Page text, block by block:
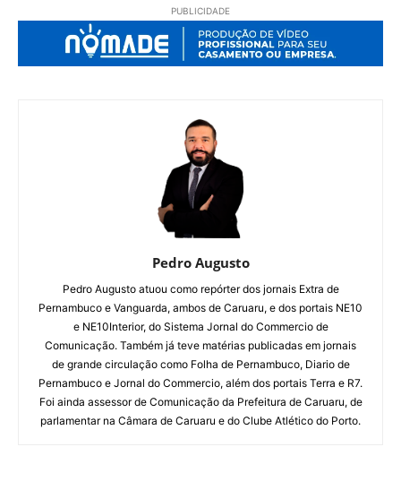
PUBLICIDADE
Pedro Augusto
Pedro Augusto atuou como repórter dos jornais Extra de
Pernambuco e Vanguarda, ambos de Caruaru, e dos portais NE10
e NE10Interior, do Sistema Jornal do Commercio de
Comunicação. Também já teve matérias publicadas em jornais
de grande circulação como Folha de Pernambuco, Diario de
Pernambuco e Jornal do Commercio, além dos portais Terra e R7.
Foi ainda assessor de Comunicação da Prefeitura de Caruaru, de
parlamentar na Câmara de Caruaru e do Clube Atlético do Porto.